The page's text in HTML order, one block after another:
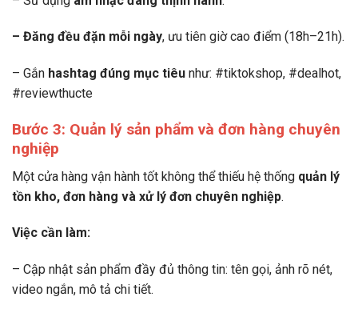
– Đăng đều đặn mỗi ngày, ưu tiên giờ cao điểm (18h–21h).
– Gắn hashtag đúng mục tiêu như: #tiktokshop, #dealhot,
#reviewthucte
Bước 3: Quản lý sản phẩm và đơn hàng chuyên
nghiệp
Một cửa hàng vận hành tốt không thể thiếu hệ thống quản lý
tồn kho, đơn hàng và xử lý đơn chuyên nghiệp.
Việc cần làm:
– Cập nhật sản phẩm đầy đủ thông tin: tên gọi, ảnh rõ nét,
video ngắn, mô tả chi tiết.